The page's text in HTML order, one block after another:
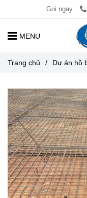
Gọi ngay
MENU
Trang chủ / Dự án hồ